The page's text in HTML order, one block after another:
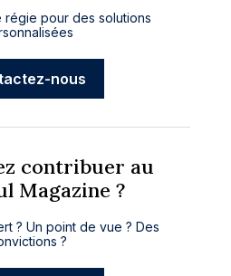
régie pour des solutions
nous
contribuer au
Magazine ?
? Un point de vue ? Des
?